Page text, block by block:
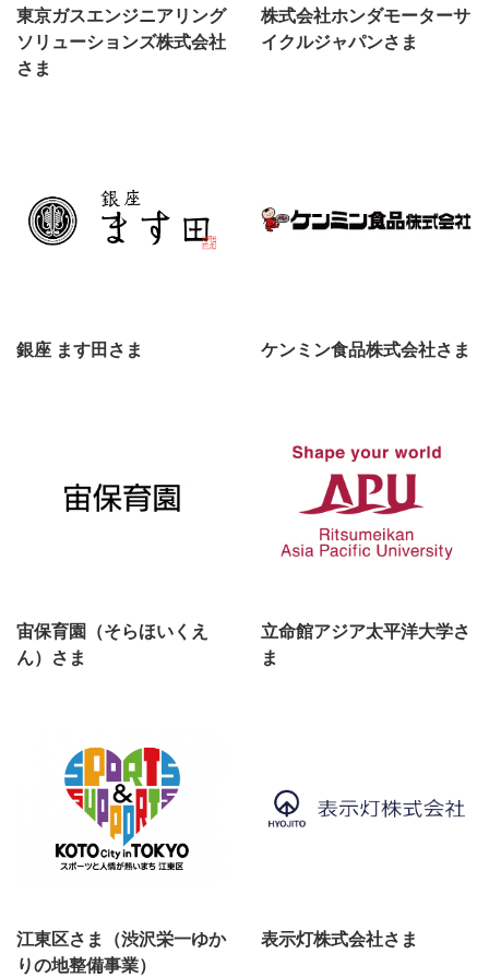
東京ガスエンジニアリング
ソリューションズ株式会社
さま
株式会社ホンダモーターサ
イクルジャパンさま
銀座 ます田さま ケンミン食品株式会社さま
宙保育園（そらほいくえ
ん）さま
立命館アジア太平洋大学さ
ま
江東区さま（渋沢栄一ゆか
りの地整備事業）
表示灯株式会社さま